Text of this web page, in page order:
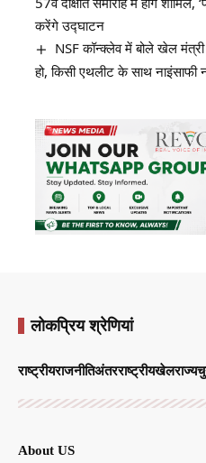
करेंगे उद्घाटन
NSF कॉन्क्लेव में बोले खेल मंत्री
हो, किसी एथलीट के साथ नाइंसाफी
लोकप्रिय श्रेणियां
राष्ट्रीयराजनीतिअंतरराष्ट्रीयखेलराज्य
About US